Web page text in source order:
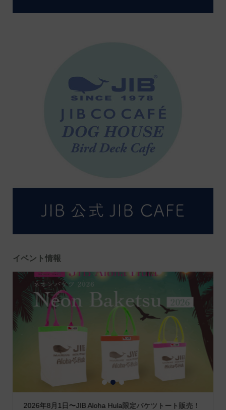
イベント情報
2026年8月1日〜JIB Aloha Hula限定バケツトート販売！
1 2 3